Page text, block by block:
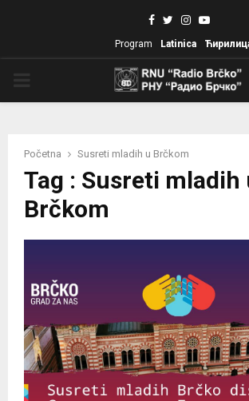
Facebook
TwitterInstagram
Youtube
Program Latinica
Početna Susreti mladih u Brčkom
Tag : Susreti mladih
Brčkom